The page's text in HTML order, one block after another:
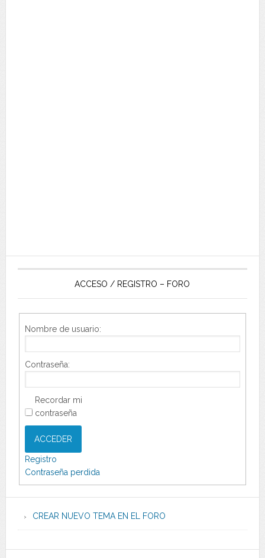
ACCESO / REGISTRO – FORO
Nombre de usuario:
Contraseña:
Recordar mi
contraseña
ACCEDER
Registro
Contraseña perdida
CREAR NUEVO TEMA EN EL FORO